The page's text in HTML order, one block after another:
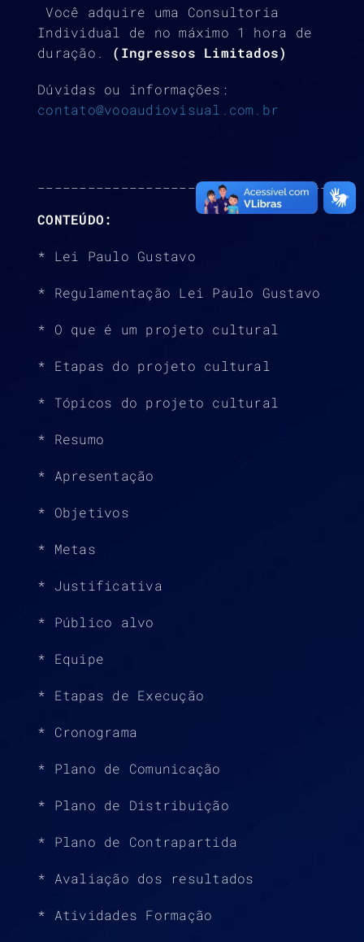
Você adquire uma Consultoria
Individual de no máximo 1 hora de
duração. (Ingressos Limitados)
Dúvidas ou informações:
contato@vooaudiovisual.com.br
_____________________________________
CONTEÚDO:
* Lei Paulo Gustavo
* Regulamentação Lei Paulo Gustavo
* O que é um projeto cultural
* Etapas do projeto cultural
* Tópicos do projeto cultural
* Resumo
* Apresentação
* Objetivos
* Metas
* Justificativa
* Público alvo
* Equipe
* Etapas de Execução
* Cronograma
* Plano de Comunicação
* Plano de Distribuição
* Plano de Contrapartida
* Avaliação dos resultados
* Atividades Formação